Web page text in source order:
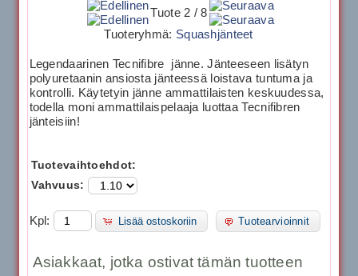
Tuote 2 / 8
Tuoteryhmä: Squashjänteet
Legendaarinen Tecnifibre jänne. Jänteeseen lisätyn
polyuretaanin ansiosta jänteessä loistava tuntuma ja
kontrolli. Käytetyin jänne ammattilaisten keskuudessa,
todella moni ammattilaispelaaja luottaa Tecnifibren
jänteisiin!
Tuotevaihtoehdot:
Vahvuus:
Kpl: Lisää ostoskoriin Tuotearvioinnit
Asiakkaat, jotka ostivat tämän tuotteen